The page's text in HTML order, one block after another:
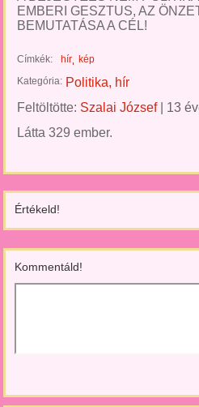
EMBERI GESZTUS, AZ
BEMUTATÁSA A CÉL!
Címkék: hír
kép
Kategória: Politika, hír
Feltöltötte: Szalai József| 13
Látta 329 ember.
Értékeld!
Kommentáld!